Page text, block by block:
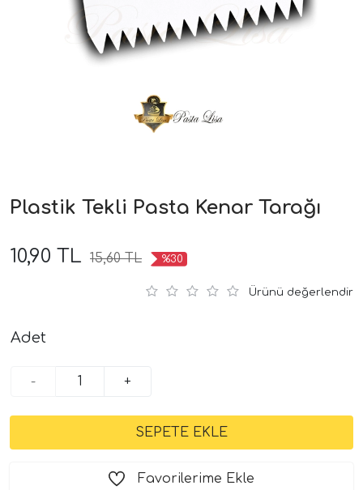
Plastik Tekli Pasta Kenar Tarağı
10,90 TL 15,60 TL %30
Ürünü değerlendir
Adet
- +
Favorilerime Ekle